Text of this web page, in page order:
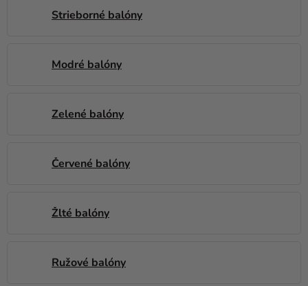
Sviatky
Kontakt
Strieborné balóny
Modré balóny
Zelené balóny
Červené balóny
Žlté balóny
Ružové balóny